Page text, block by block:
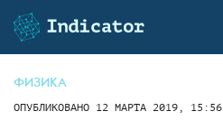
ФИЗИКА
ОПУБЛИКОВАНО 12 МАРТА 2019, 15:56